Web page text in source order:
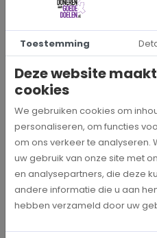
INFORMATIE
J.D. van Leeuwenstraat 15
Toestemming
Deze website
cookies
We gebruiken cookies om
personaliseren, om functies
om ons verkeer te analyseren.
uw gebruik van onze site met
en analysepartners, die deze
andere informatie die u aan
hebben verzameld door uw